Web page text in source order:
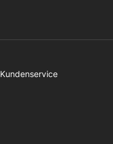
Kundenservice